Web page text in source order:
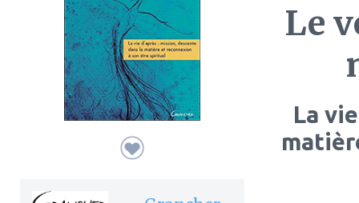
Le
La